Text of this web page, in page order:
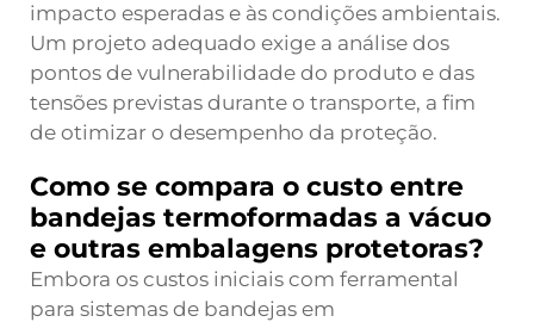
impacto esperadas e às condições ambientais.
Um projeto adequado exige a análise dos
pontos de vulnerabilidade do produto e das
tensões previstas durante o transporte, a fim
de otimizar o desempenho da proteção.
Como se compara o custo entre
bandejas termoformadas a vácuo
e outras embalagens protetoras?
Embora os custos iniciais com ferramental
para sistemas de bandejas em